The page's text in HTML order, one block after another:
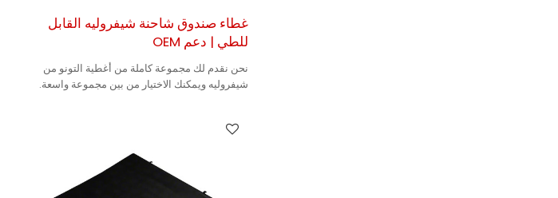
غطاء صندوق شاحنة شيفروليه القابل
للطي | دعم OEM
نحن نقدم لك مجموعة كاملة من أغطية التونو من
شيفروليه ويمكنك الاختيار من بين مجموعة واسعة.